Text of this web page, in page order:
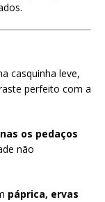
casquinha leve,
perfeito com a
os pedaços
não
páprica, ervas